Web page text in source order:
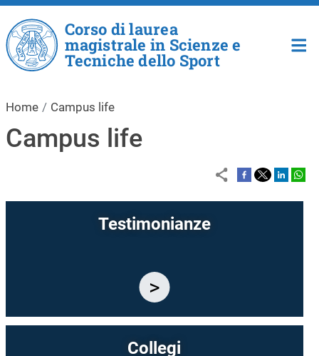
Salta al contenuto principale
Corso di laurea
magistrale in Scienze e
Tecniche dello Sport
Home Campus life
Campus life
Testimonianze
Collegi